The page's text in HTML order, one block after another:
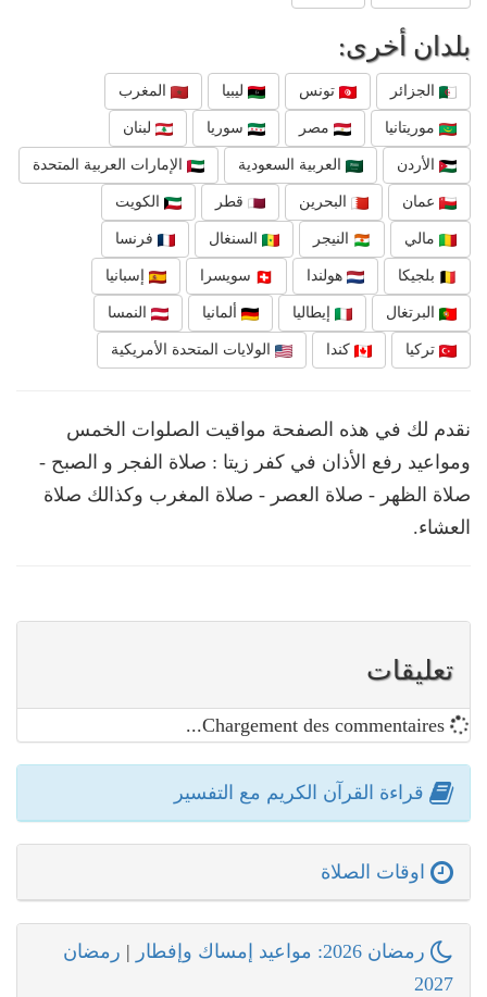
بلدان أخرى:
الجزائر تونس ليبيا المغرب
موريتانيا مصر سوريا لبنان
الأردن العربية السعودية الإمارات العربية المتحدة
عمان البحرين قطر الكويت
مالي النيجر السنغال فرنسا
بلجيكا هولندا سويسرا إسبانيا
البرتغال إيطاليا ألمانيا النمسا
تركيا كندا الولايات المتحدة الأمريكية
نقدم لك في هذه الصفحة مواقيت الصلوات الخمس
ومواعيد رفع الأذان في كفر زيتا : صلاة الفجر و الصبح -
صلاة الظهر - صلاة العصر - صلاة المغرب وكذالك صلاة
العشاء.
تعليقات
قراءة القرآن الكريم مع التفسير
اوقات الصلاة
رمضان 2026: مواعيد إمساك وإفطار | رمضان
2027